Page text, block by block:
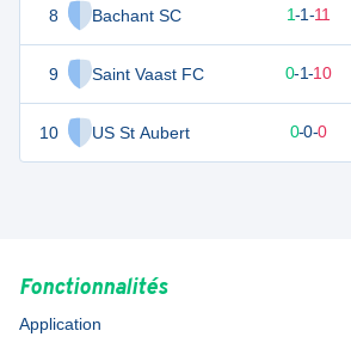
8 Bachant SC
9 Saint Vaast FC
10 US St Aubert
1-1-11
0-1-10
0-0-0
Fonctionnalités
Application